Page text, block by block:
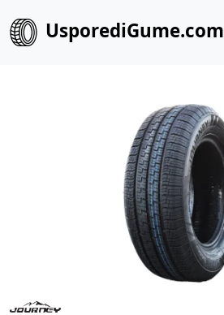
UsporediGume.com